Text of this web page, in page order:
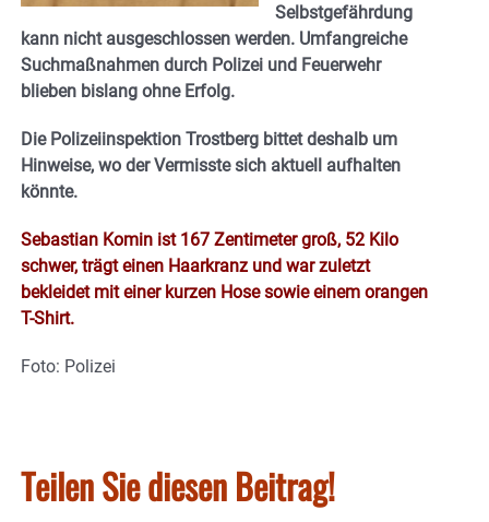
Selbstgefährdung
kann nicht ausgeschlossen werden. Umfangreiche
Suchmaßnahmen durch Polizei und Feuerwehr
blieben bislang ohne Erfolg.
Die Polizeiinspektion Trostberg bittet deshalb um
Hinweise, wo der Vermisste sich aktuell aufhalten
könnte.
Sebastian Komin ist 167 Zentimeter groß, 52 Kilo
schwer, trägt einen Haarkranz und war zuletzt
bekleidet mit einer kurzen Hose sowie einem orangen
T-Shirt.
Foto: Polizei
Teilen Sie diesen Beitrag!